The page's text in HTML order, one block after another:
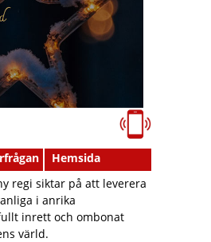
Hemsida
regi siktar på att leverera
i anrika
inrett och ombonat
värld.